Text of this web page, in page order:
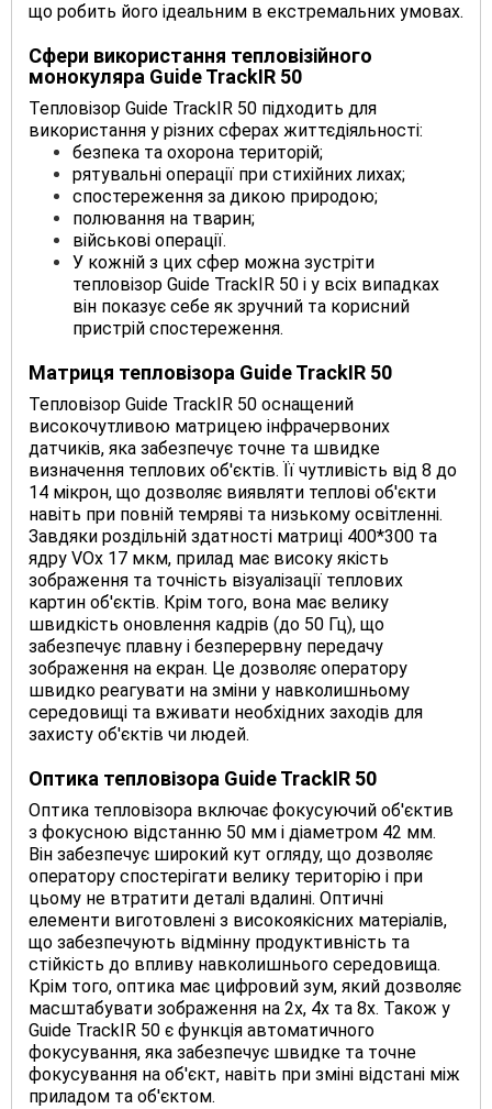
що робить його ідеальним в екстремальних умовах.
Сфери використання тепловізійного
монокуляра Guide TrackIR 50
Тепловізор Guide TrackIR 50 підходить для
використання у різних сферах життєдіяльності:
безпека та охорона територій;
рятувальні операції при стихійних лихах;
спостереження за дикою природою;
полювання на тварин;
військові операції.
У кожній з цих сфер можна зустріти
тепловізор Guide TrackIR 50 і у всіх випадках
він показує себе як зручний та корисний
пристрій спостереження.
Матриця тепловізора Guide TrackIR 50
Тепловізор Guide TrackIR 50 оснащений
високочутливою матрицею інфрачервоних
датчиків, яка забезпечує точне та швидке
визначення теплових об'єктів. Її чутливість від 8 до
14 мікрон, що дозволяє виявляти теплові об'єкти
навіть при повній темряві та низькому освітленні.
Завдяки роздільній здатності матриці 400*300 та
ядру VOx 17 мкм, прилад має високу якість
зображення та точність візуалізації теплових
картин об'єктів. Крім того, вона має велику
швидкість оновлення кадрів (до 50 Гц), що
забезпечує плавну і безперервну передачу
зображення на екран. Це дозволяє оператору
швидко реагувати на зміни у навколишньому
середовищі та вживати необхідних заходів для
захисту об'єктів чи людей.
Оптика тепловізора Guide TrackIR 50
Оптика тепловізора включає фокусуючий об'єктив
з фокусною відстанню 50 мм і діаметром 42 мм.
Він забезпечує широкий кут огляду, що дозволяє
оператору спостерігати велику територію і при
цьому не втратити деталі вдалині. Оптичні
елементи виготовлені з високоякісних матеріалів,
що забезпечують відмінну продуктивність та
стійкість до впливу навколишнього середовища.
Крім того, оптика має цифровий зум, який дозволяє
масштабувати зображення на 2x, 4x та 8x. Також у
Guide TrackIR 50 є функція автоматичного
фокусування, яка забезпечує швидке та точне
фокусування на об'єкт, навіть при зміні відстані між
приладом та об'єктом.